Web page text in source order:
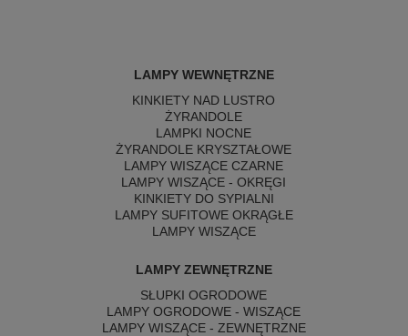
LAMPY WEWNĘTRZNE
KINKIETY NAD LUSTRO
ŻYRANDOLE
LAMPKI NOCNE
ŻYRANDOLE KRYSZTAŁOWE
LAMPY WISZĄCE CZARNE
LAMPY WISZĄCE - OKRĘGI
KINKIETY DO SYPIALNI
LAMPY SUFITOWE OKRĄGŁE
LAMPY WISZĄCE
LAMPY ZEWNĘTRZNE
SŁUPKI OGRODOWE
LAMPY OGRODOWE - WISZĄCE
LAMPY WISZĄCE - ZEWNĘTRZNE